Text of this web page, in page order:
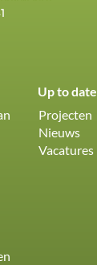
Up to date
Projecten
Nieuws
Vacatures